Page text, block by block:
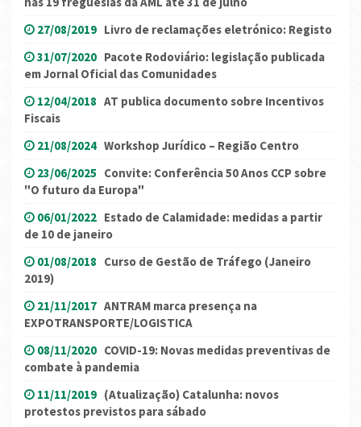
27/08/2019 Livro de reclamações eletrónico: Registo
31/07/2020 Pacote Rodoviário: legislação publicada
em Jornal Oficial das Comunidades
12/04/2018 AT publica documento sobre Incentivos
Fiscais
21/08/2024 Workshop Jurídico – Região Centro
23/06/2025 Convite: Conferência 50 Anos CCP sobre
"O futuro da Europa"
06/01/2022 Estado de Calamidade: medidas a partir
de 10 de janeiro
01/08/2018 Curso de Gestão de Tráfego (Janeiro
2019)
21/11/2017 ANTRAM marca presença na
EXPOTRANSPORTE/LOGISTICA
08/11/2020 COVID-19: Novas medidas preventivas de
combate à pandemia
11/11/2019 (Atualização) Catalunha: novos
protestos previstos para sábado